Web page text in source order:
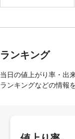
ランキング
当日の値上がり率・出
ランキングなどの情報